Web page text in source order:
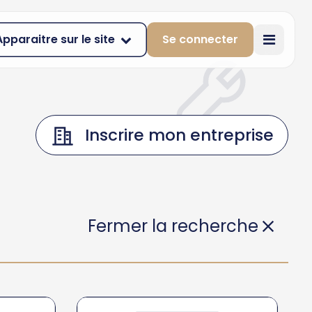
sur le site Se connecter
Inscrire mon entreprise
Fermer la recherche